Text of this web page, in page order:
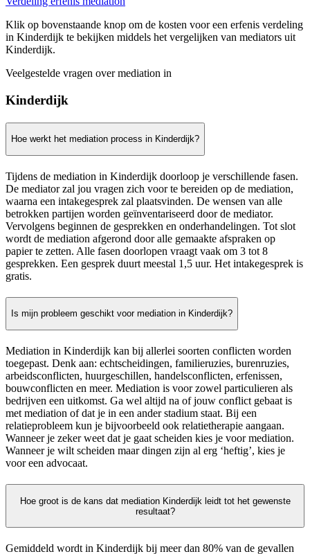
Klik op bovenstaande knop om de kosten voor een erfenis verdeling
in Kinderdijk te bekijken middels het vergelijken van mediators uit
Kinderdijk.
Veelgestelde vragen over mediation in
Kinderdijk
Hoe werkt het mediation process in Kinderdijk?
Tijdens de mediation in Kinderdijk doorloop je verschillende fasen.
De mediator zal jou vragen zich voor te bereiden op de mediation,
waarna een intakegesprek zal plaatsvinden. De wensen van alle
betrokken partijen worden geïnventariseerd door de mediator.
Vervolgens beginnen de gesprekken en onderhandelingen. Tot slot
wordt de mediation afgerond door alle gemaakte afspraken op
papier te zetten. Alle fasen doorlopen vraagt vaak om 3 tot 8
gesprekken. Een gesprek duurt meestal 1,5 uur. Het intakegesprek is
gratis.
Is mijn probleem geschikt voor mediation in Kinderdijk?
Mediation in Kinderdijk kan bij allerlei soorten conflicten worden
toegepast. Denk aan: echtscheidingen, familieruzies, burenruzies,
arbeidsconflicten, huurgeschillen, handelsconflicten, erfenissen,
bouwconflicten en meer. Mediation is voor zowel particulieren als
bedrijven een uitkomst. Ga wel altijd na of jouw conflict gebaat is
met mediation of dat je in een ander stadium staat. Bij een
relatieprobleem kun je bijvoorbeeld ook relatietherapie aangaan.
Wanneer je zeker weet dat je gaat scheiden kies je voor mediation.
Wanneer je wilt scheiden maar dingen zijn al erg ‘heftig’, kies je
voor een advocaat.
Hoe groot is de kans dat mediation Kinderdijk leidt tot het gewenste
resultaat?
Gemiddeld wordt in Kinderdijk bij meer dan 80% van de gevallen